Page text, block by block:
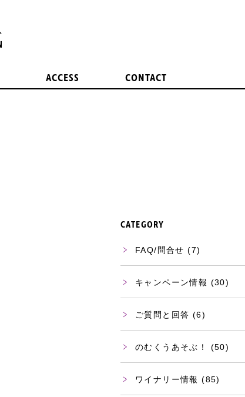
ACCESS CONTACT
CATEGORY
FAQ/問合せ (7)
キャンペーン情報 (30)
ご質問と回答 (6)
のむくうあそぶ！ (50)
ワイナリー情報 (85)